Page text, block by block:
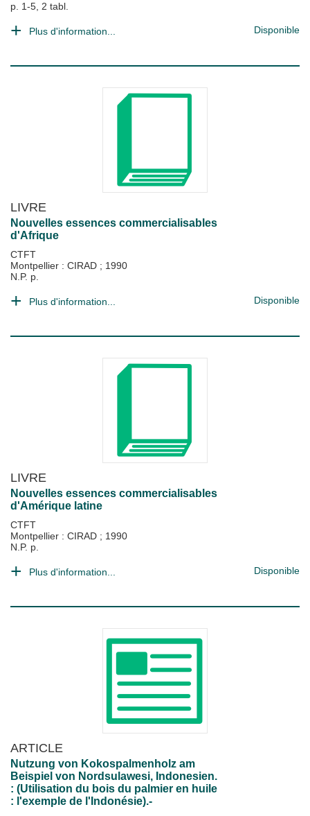
p. 1-5, 2 tabl.
Plus d'information... Disponible
LIVRE
Nouvelles essences commercialisables
d'Afrique
CTFT
Montpellier : CIRAD ; 1990
N.P. p.
Plus d'information... Disponible
LIVRE
Nouvelles essences commercialisables
d'Amérique latine
CTFT
Montpellier : CIRAD ; 1990
N.P. p.
Plus d'information... Disponible
ARTICLE
Nutzung von Kokospalmenholz am
Beispiel von Nordsulawesi, Indonesien.
: (Utilisation du bois du palmier en huile
: l'exemple de l'Indonésie).-